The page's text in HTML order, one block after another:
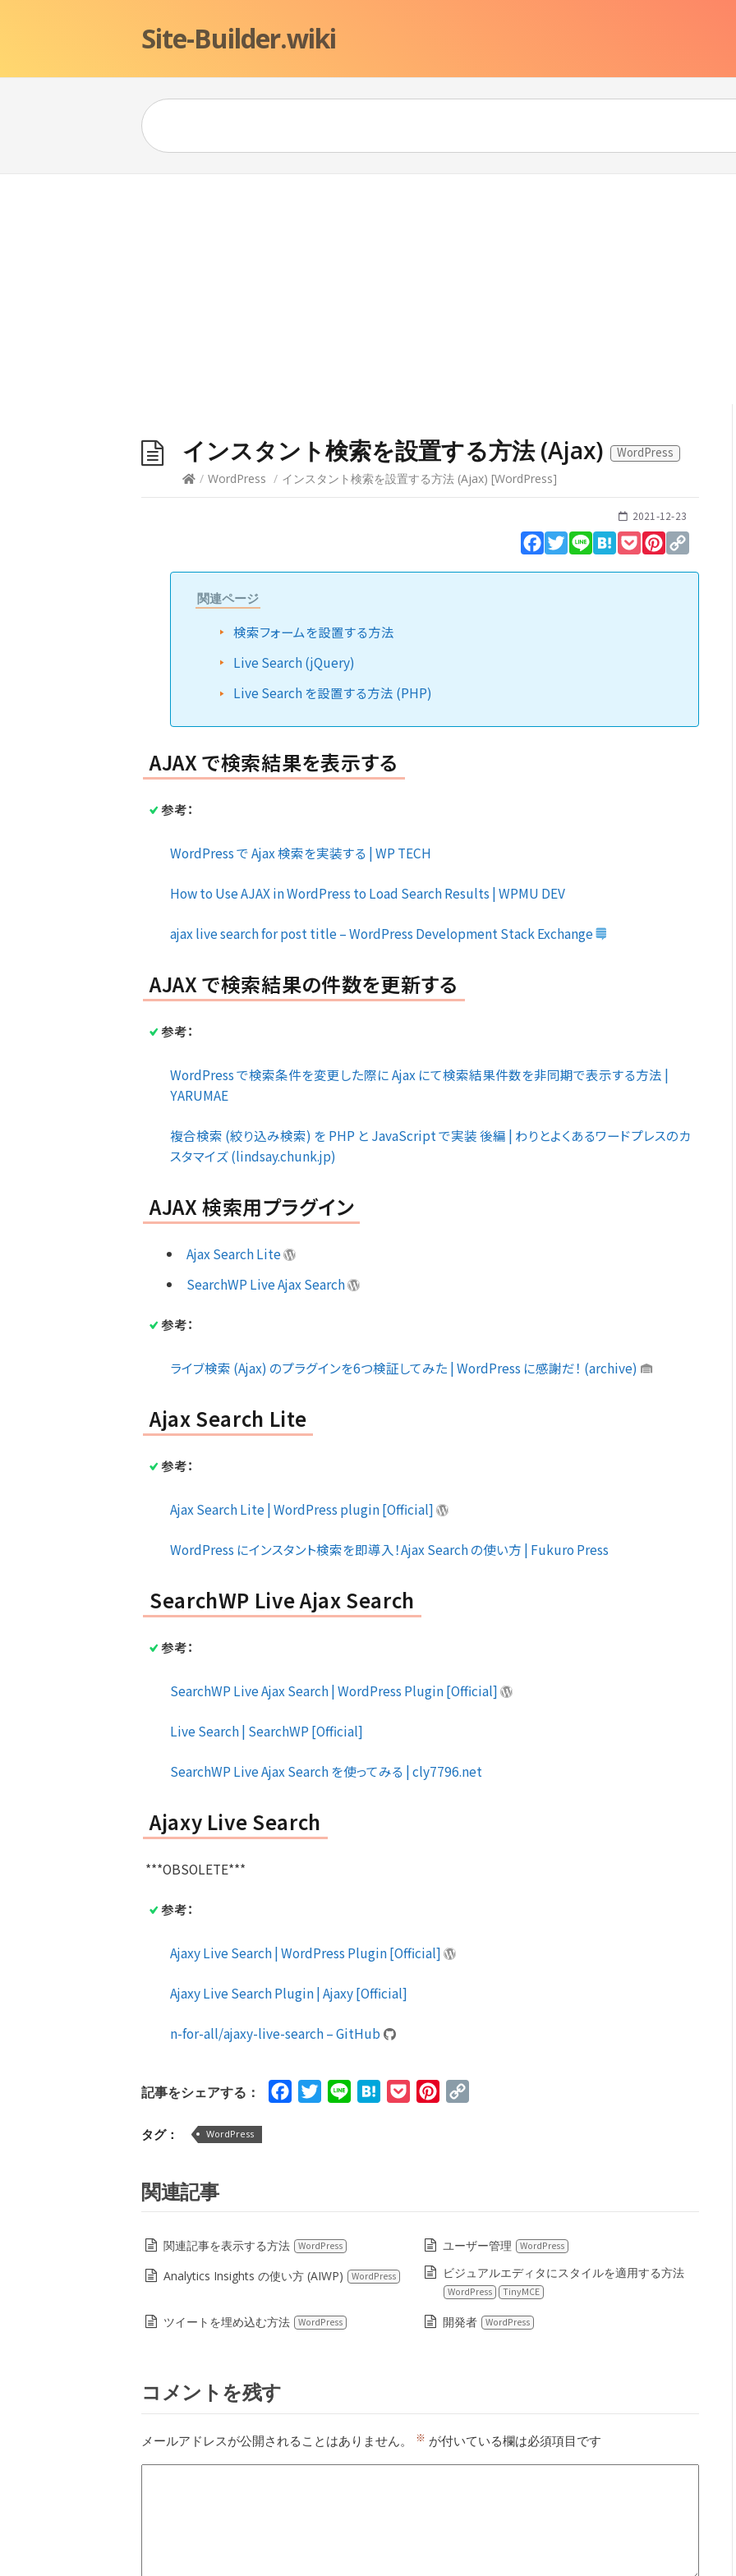
Site-Builder.wiki
インスタント検索を設置する方法 (Ajax)
WordPress
/ WordPress / インスタント検索を設置する方法 (Ajax) [WordPress]
2021-12-23
Facebook
Twitter
Line HatenaPocketPinterest
関連ページ
検索フォームを設置する方法
Live Search (jQuery)
Live Search を設置する方法 (PHP)
AJAX で検索結果を表示する
参考：
WordPress で Ajax 検索を実装する | WP TECH
How to Use AJAX in WordPress to Load Search Results | WPMU DEV
ajax live search for post title – WordPress Development Stack Exchange
AJAX で検索結果の件数を更新する
参考：
WordPress で検索条件を変更した際に Ajax にて検索結果件数を非同期で表示する方法 |
YARUMAE
複合検索 (絞り込み検索) を PHP と JavaScript で実装 後編 | わりとよくあるワードプレスのカ
スタマイズ (lindsay.chunk.jp)
AJAX 検索用プラグイン
Ajax Search Lite
SearchWP Live Ajax Search
参考：
ライブ検索 (Ajax) のプラグインを6つ検証してみた | WordPress に感謝だ！ (archive)
Ajax Search Lite
参考：
Ajax Search Lite | WordPress plugin [Official]
WordPress にインスタント検索を即導入！Ajax Search の使い方 | Fukuro Press
SearchWP Live Ajax Search
参考：
SearchWP Live Ajax Search | WordPress Plugin [Official]
Live Search | SearchWP [Official]
SearchWP Live Ajax Search を使ってみる | cly7796.net
Ajaxy Live Search
***OBSOLETE***
参考：
Ajaxy Live Search | WordPress Plugin [Official]
Ajaxy Live Search Plugin | Ajaxy [Official]
n-for-all/ajaxy-live-search – GitHub
記事をシェアする： FacebookTwitterLine HatenaPocketPinterest
タグ： WordPress
関連記事
関連記事を表示する方法 WordPress ユーザー管理 WordPress
Analytics Insights の使い方 (AIWP) WordPress ビジュアルエディタにスタイルを適用する方法
WordPress TinyMCE
ツイートを埋め込む方法 WordPress 開発者 WordPress
コメントを残す
メールアドレスが公開されることはありません。 ※ が付いている欄は必須項目です